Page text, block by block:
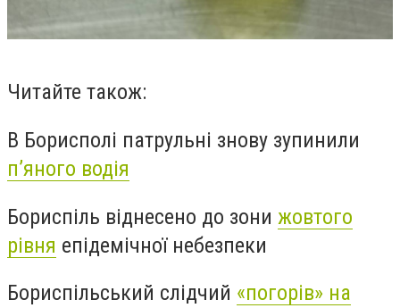
Читайте також:
В Борисполі патрульні знову зупинили
п’яного водія
Бориспіль віднесено до зони жовтого
рівня епідемічної небезпеки
Бориспільський слідчий «погорів» на